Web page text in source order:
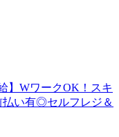
】WワークOK！スキ
い有◎セルフレジ＆